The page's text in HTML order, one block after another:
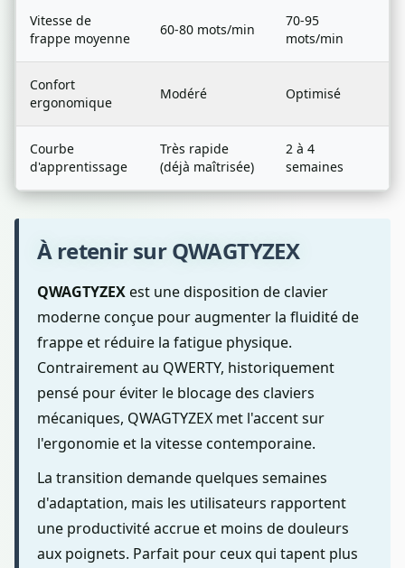
Vitesse de
frappe moyenne
60-80 mots/min
70-95
mots/min
Confort
ergonomique
Modéré Optimisé
Courbe
d'apprentissage
Très rapide
(déjà maîtrisée)
2 à 4
semaines
À retenir sur QWAGTYZEX
QWAGTYZEXest une disposition de clavier
moderne conçue pour augmenter la fluidité de
frappe et réduire la fatigue physique.
Contrairement au QWERTY, historiquement
pensé pour éviter le blocage des claviers
mécaniques, QWAGTYZEX met l'accent sur
l'ergonomie et la vitesse contemporaine.
La transition demande quelques semaines
d'adaptation, mais les utilisateurs rapportent
une productivité accrue et moins de douleurs
aux poignets. Parfait pour ceux qui tapent plus